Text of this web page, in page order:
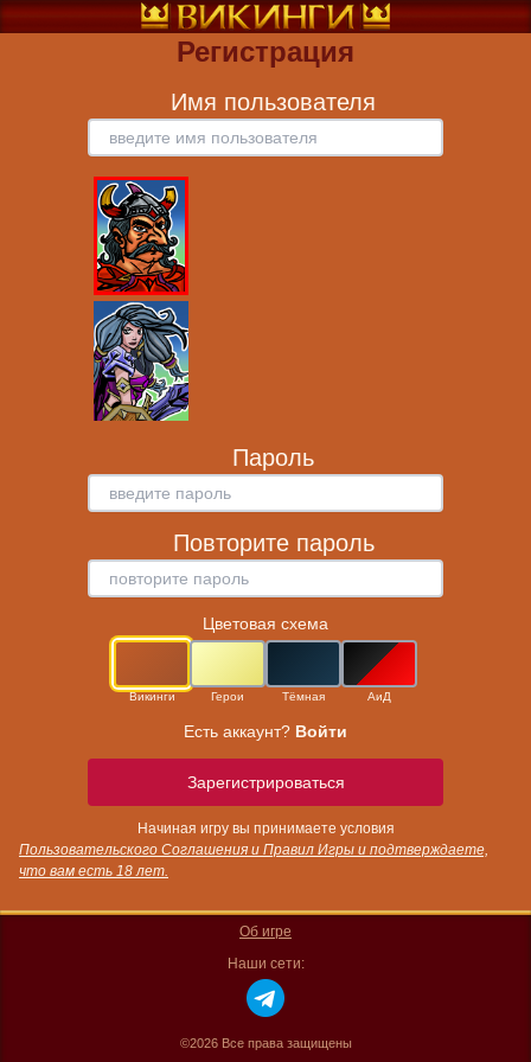
Регистрация
Имя пользователя
Пароль
Повторите пароль
Цветовая схема
Викинги Герои Тёмная АиД
Есть аккаунт? Войти
Зарегистрироваться
Начиная игру вы принимаете условия
Пользовательского Соглашения и Правил Игры и подтверждаете,
что вам есть 18 лет.
Об игре
Наши сети:
©2026 Все права защищены